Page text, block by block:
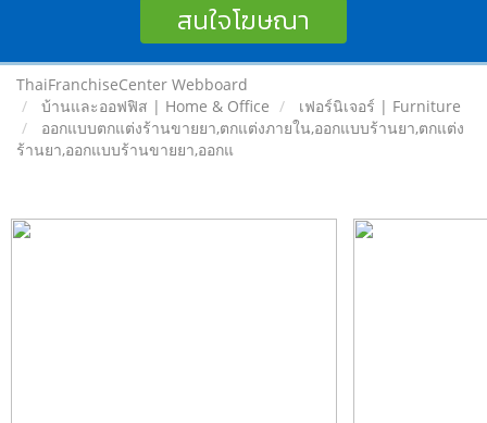
สนใจโฆษณา
ThaiFranchiseCenter Webboard
บ้านและออฟฟิส | Home & Office
เฟอร์นิเจอร์ | Furniture
ออกแบบตกแต่งร้านขายยา,ตกแต่งภายใน,ออกแบบร้านยา,ตกแต่ง
ร้านยา,ออกแบบร้านขายยา,ออกแ